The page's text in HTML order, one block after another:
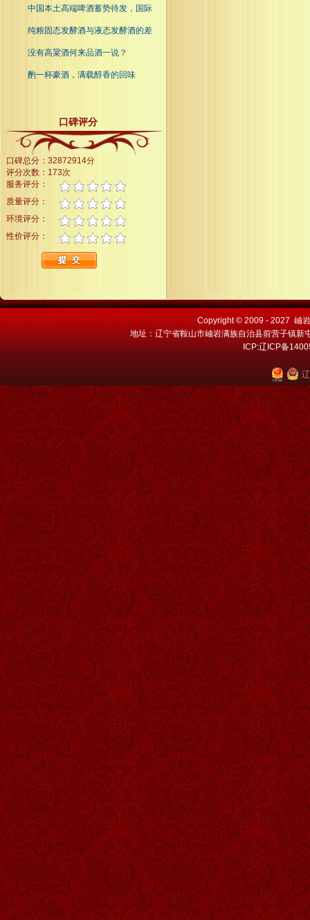
中国本土高端啤酒蓄势待发，国际
纯粮固态发酵酒与液态发酵酒的差
没有高粱酒何来品酒一说？
酌一杯豪酒，满载醇香的回味
口碑评分
口碑总分：32872914分
评分次数：173次
服务评分：
质量评分：
环境评分：
性价评分：
Copyright © 2009 - 2027 岫
地址：辽宁省鞍山市岫岩满族自治县前营子
ICP:辽ICP备